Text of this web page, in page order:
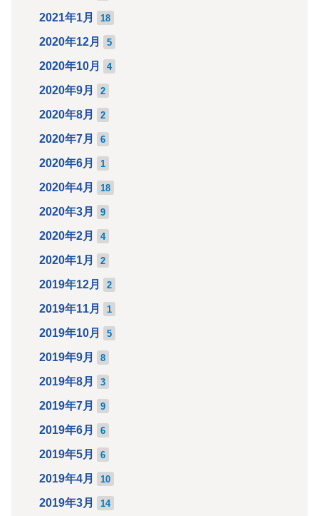
2021年1月 18
2020年12月 5
2020年10月 4
2020年9月 2
2020年8月 2
2020年7月 6
2020年6月 1
2020年4月 18
2020年3月 9
2020年2月 4
2020年1月 2
2019年12月 2
2019年11月 1
2019年10月 5
2019年9月 8
2019年8月 3
2019年7月 9
2019年6月 6
2019年5月 6
2019年4月 10
2019年3月 14